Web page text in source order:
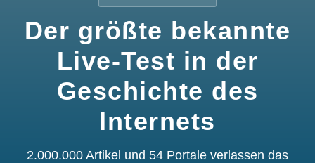
Der größte bekannte
Live-Test in der
Geschichte des
Internets
2.000.000 Artikel und 54 Portale verlassen das